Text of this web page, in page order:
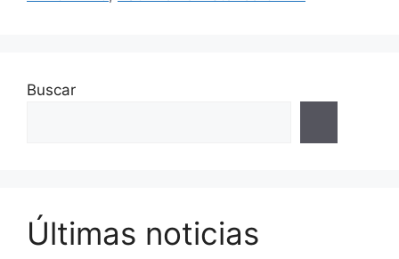
Buscar
Últimas noticias